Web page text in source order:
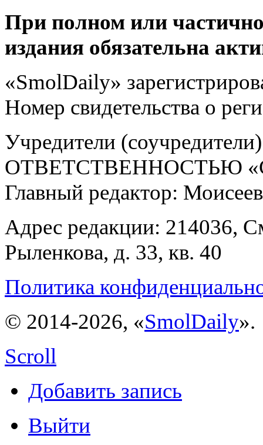
При полном или
издания обязательна
«SmolDaily»
Номер свидетельства о
Учредители
ОТВЕТСТВЕННОСТЬЮ
Главный редактор:
Адрес редакции: 214036,
Рыленкова, д. 33, кв. 40
Политика
© 2014-2026, «SmolDaily».
Scroll
Добавить запись
Выйти